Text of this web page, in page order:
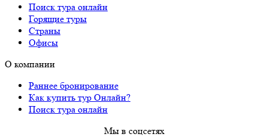
Поиск тура онлайн
Горящие туры
Страны
Офисы
О компании
Раннее бронирование
Как купить тур Онлайн?
Поиск тура онлайн
Мы в соцсетях